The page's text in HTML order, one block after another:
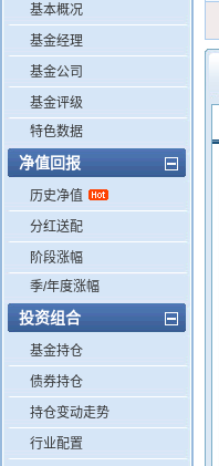
基本概况
基金经理
基金公司
基金评级
特色数据
净值回报
历史净值
分红送配
阶段涨幅
季/年度涨幅
投资组合
基金持仓
债券持仓
持仓变动走势
行业配置